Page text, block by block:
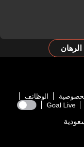
الوظائف
Goal Live